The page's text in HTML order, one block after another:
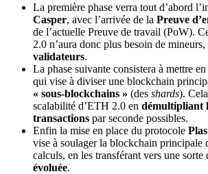
La première phase verra tout d’abord
Casper, avec l’arrivée de la Preuve
de l’actuelle Preuve de travail (PoW).
2.0 n’aura donc plus besoin de mineurs,
validateurs.
La phase suivante consistera à mettre
qui vise à diviser une blockchain
« sous-blockchains » (des shards).
scalabilité d’ETH 2.0 en démultipliant
transactions par seconde possibles.
Enfin la mise en place du protocole
vise à soulager la blockchain principale
calculs, en les transférant vers une sorte
évoluée.